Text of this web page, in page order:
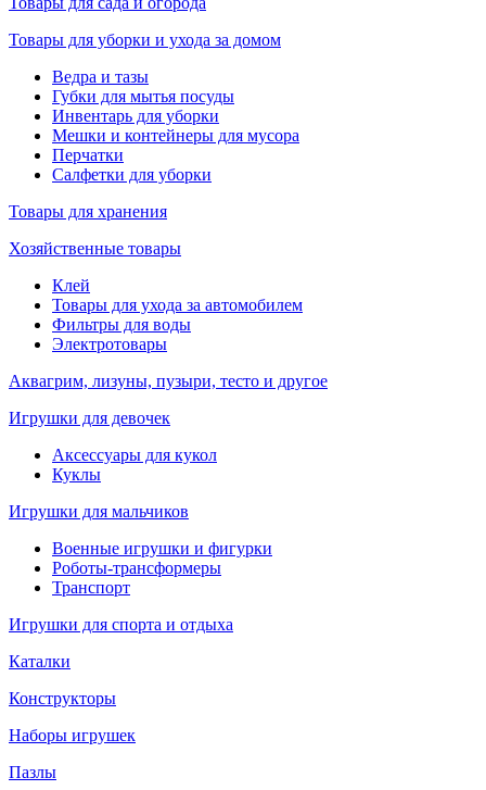
Товары для уборки и ухода за домом
Ведра и тазы
Губки для мытья посуды
Инвентарь для уборки
Мешки и контейнеры для мусора
Перчатки
Салфетки для уборки
Товары для хранения
Хозяйственные товары
Клей
Товары для ухода за автомобилем
Фильтры для воды
Электротовары
Аквагрим, лизуны, пузыри, тесто и другое
Игрушки для девочек
Аксессуары для кукол
Куклы
Игрушки для мальчиков
Военные игрушки и фигурки
Роботы-трансформеры
Транспорт
Игрушки для спорта и отдыха
Каталки
Конструкторы
Наборы игрушек
Пазлы